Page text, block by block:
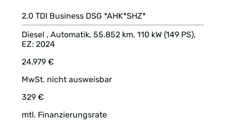
2.0 TDI Business DSG *AHK*SHZ*
Diesel , Automatik, 55.852 km, 110 kW (149 PS),
EZ: 2024
24.979 €
MwSt. nicht ausweisbar
329 €
mtl. Finanzierungsrate